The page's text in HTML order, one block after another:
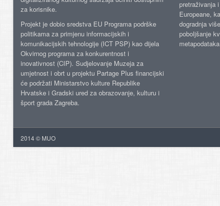
za korisnike.
Projekt je dobio sredstva EU Programa podrške
politikama za primjenu informacijskih i
komunikacijskih tehnologije (ICT PSP) kao dijela
Okvirnog programa za konkurentnost i
inovativnost (CIP). Sudjelovanje Muzeja za
umjetnost i obrt u projektu Partage Plus financijski
će podržati Ministarstvo kulture Republike
Hrvatske i Gradski ured za obrazovanje, kulturu i
šport grada Zagreba.
pretraživanja
Europeane,
dogradnja
poboljšanje
2014 © MUO